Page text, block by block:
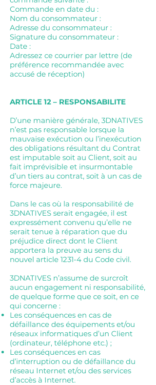
Commande en date du :
Nom du consommateur :
Adresse du consommateur :
Signature du consommateur :
Date :
Adressez ce courrier par lettre (de
préférence recommandée avec
accusé de réception)
ARTICLE 12 – RESPONSABILITE
D’une manière générale, 3DNATIVES
n’est pas responsable lorsque la
mauvaise exécution ou l’inexécution
des obligations résultant du Contrat
est imputable soit au Client, soit au
fait imprévisible et insurmontable
d’un tiers au contrat, soit à un cas de
force majeure.
Dans le cas où la responsabilité de
3DNATIVES serait engagée, il est
expressément convenu qu’elle ne
serait tenue à réparation que du
préjudice direct dont le Client
apportera la preuve au sens du
nouvel article 1231-4 du Code civil.
3DNATIVES n’assume de surcroît
aucun engagement ni responsabilité,
de quelque forme que ce soit, en ce
qui concerne :
Les conséquences en cas de
défaillance des équipements et/ou
réseaux informatiques d’un Client
(ordinateur, téléphone etc.) ;
Les conséquences en cas
d’interruption ou de défaillance du
réseau Internet et/ou des services
d’accès à Internet.